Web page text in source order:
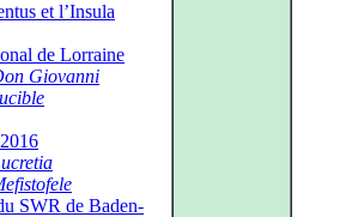
et l’Insula
de Lorraine
Giovanni
SWR de Baden-